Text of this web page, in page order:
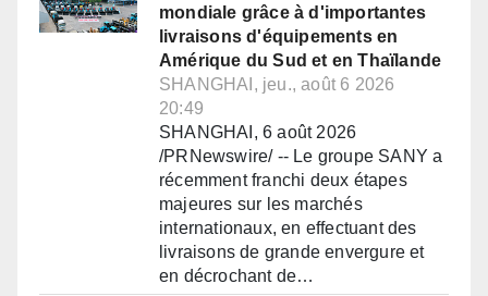
mondiale grâce à d'importantes
livraisons d'équipements en
Amérique du Sud et en Thaïlande
SHANGHAI, jeu., août 6 2026
20:49
SHANGHAI, 6 août 2026
/PRNewswire/ -- Le groupe SANY a
récemment franchi deux étapes
majeures sur les marchés
internationaux, en effectuant des
livraisons de grande envergure et
en décrochant de…